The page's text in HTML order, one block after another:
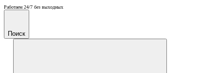
Работаем 24/7 без выходных
Поиск